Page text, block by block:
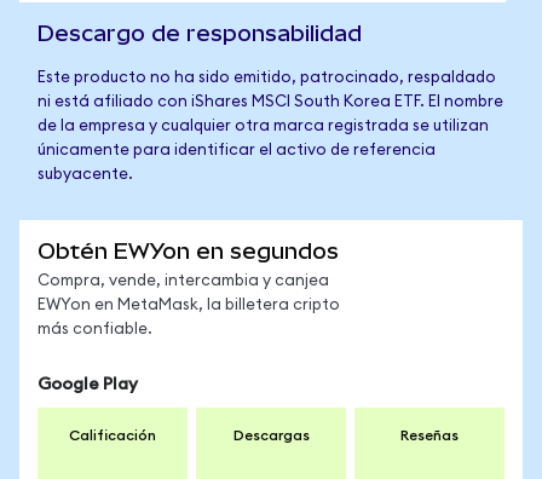
Descargo de responsabilidad
Este producto no ha sido emitido, patrocinado, respaldado
ni está afiliado con iShares MSCI South Korea ETF. El nombre
de la empresa y cualquier otra marca registrada se utilizan
únicamente para identificar el activo de referencia
subyacente.
Obtén EWYon en segundos
Compra, vende, intercambia y canjea
EWYon en MetaMask, la billetera cripto
más confiable.
Google Play
Calificación Descargas Reseñas